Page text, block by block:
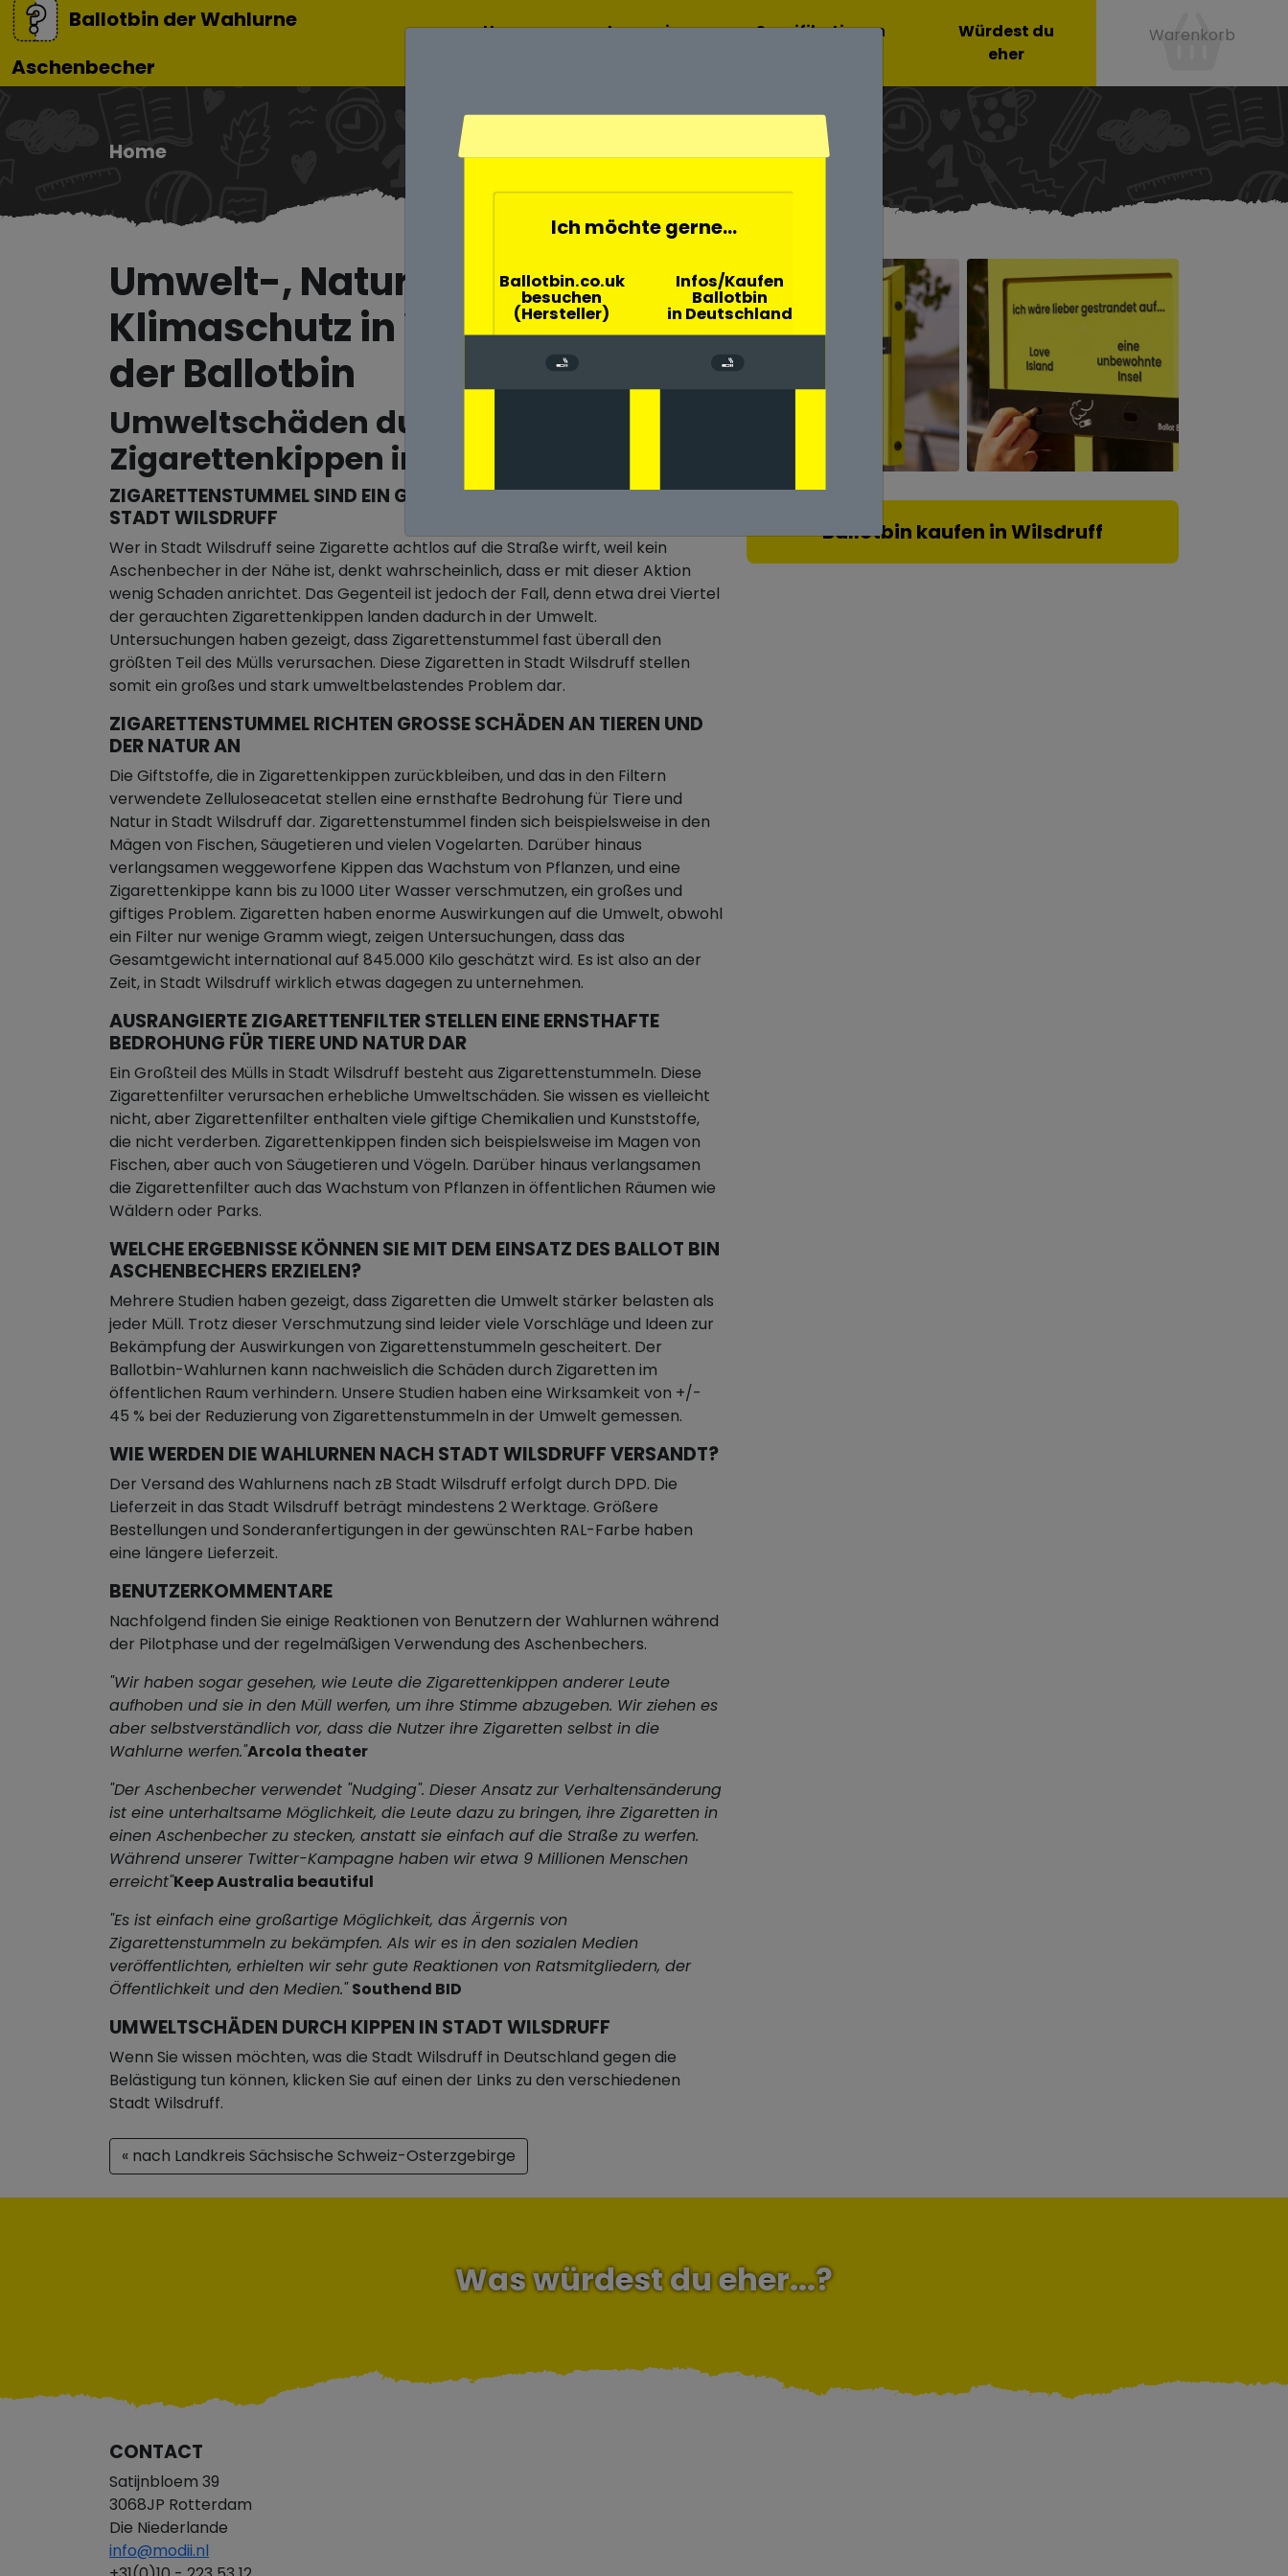
Ballotbin der Wahlurne
Aschenbecher
Home
Lesen sie
Spezifikationen
Würdest du
eher
Warenkorb
Home
Umwelt-, Natur- und
Klimaschutz in Wilsdruff mit
der Ballotbin
Umweltschäden durch
Zigarettenkippen in Stadt Wilsdruff
ZIGARETTENSTUMMEL SIND EIN GROSSES UMWELTPROBLEM IN S
TADT WILSDRUFF
Wer in Stadt Wilsdruff seine Zigarette achtlos auf die Straße wirft, weil kein
Aschenbecher in der Nähe ist, denkt wahrscheinlich, dass er mit dieser Aktion
wenig Schaden anrichtet. Das Gegenteil ist jedoch der Fall, denn etwa drei Viertel
der gerauchten Zigarettenkippen landen dadurch in der Umwelt.
Untersuchungen haben gezeigt, dass Zigarettenstummel fast überall den
größten Teil des Mülls verursachen. Diese Zigaretten in Stadt Wilsdruff stellen
somit ein großes und stark umweltbelastendes Problem dar.
ZIGARETTENSTUMMEL RICHTEN GROSSE SCHÄDEN AN TIEREN UND D
ER NATUR AN
Die Giftstoffe, die in Zigarettenkippen zurückbleiben, und das in den Filtern
verwendete Zelluloseacetat stellen eine ernsthafte Bedrohung für Tiere und
Natur in Stadt Wilsdruff dar. Zigarettenstummel finden sich beispielsweise in den
Mägen von Fischen, Säugetieren und vielen Vogelarten. Darüber hinaus
verlangsamen weggeworfene Kippen das Wachstum von Pflanzen, und eine
Zigarettenkippe kann bis zu 1000 Liter Wasser verschmutzen, ein großes und
giftiges Problem. Zigaretten haben enorme Auswirkungen auf die Umwelt, obwohl
ein Filter nur wenige Gramm wiegt, zeigen Untersuchungen, dass das
Gesamtgewicht international auf 845.000 Kilo geschätzt wird. Es ist also an der
Zeit, in Stadt Wilsdruff wirklich etwas dagegen zu unternehmen.
AUSRANGIERTE ZIGARETTENFILTER STELLEN EINE ERNSTHAFTE
BEDROHUNG FÜR TIERE UND NATUR DAR
Ein Großteil des Mülls in Stadt Wilsdruff besteht aus Zigarettenstummeln. Diese
Zigarettenfilter verursachen erhebliche Umweltschäden. Sie wissen es vielleicht
nicht, aber Zigarettenfilter enthalten viele giftige Chemikalien und Kunststoffe,
die nicht verderben. Zigarettenkippen finden sich beispielsweise im Magen von
Fischen, aber auch von Säugetieren und Vögeln. Darüber hinaus verlangsamen
die Zigarettenfilter auch das Wachstum von Pflanzen in öffentlichen Räumen wie
Wäldern oder Parks.
WELCHE ERGEBNISSE KÖNNEN SIE MIT DEM EINSATZ DES BALLOT BIN
ASCHENBECHERS ERZIELEN?
Mehrere Studien haben gezeigt, dass Zigaretten die Umwelt stärker belasten als
jeder Müll. Trotz dieser Verschmutzung sind leider viele Vorschläge und Ideen zur
Bekämpfung der Auswirkungen von Zigarettenstummeln gescheitert. Der
Ballotbin-Wahlurnen kann nachweislich die Schäden durch Zigaretten im
öffentlichen Raum verhindern. Unsere Studien haben eine Wirksamkeit von +/-
45 % bei der Reduzierung von Zigarettenstummeln in der Umwelt gemessen.
WIE WERDEN DIE WAHLURNEN NACH STADT WILSDRUFF VERSANDT?
Der Versand des Wahlurnens nach zB Stadt Wilsdruff erfolgt durch DPD. Die
Lieferzeit in das Stadt Wilsdruff beträgt mindestens 2 Werktage. Größere
Bestellungen und Sonderanfertigungen in der gewünschten RAL-Farbe haben
eine längere Lieferzeit.
BENUTZERKOMMENTARE
Nachfolgend finden Sie einige Reaktionen von Benutzern der Wahlurnen während
der Pilotphase und der regelmäßigen Verwendung des Aschenbechers.
"Wir haben sogar gesehen, wie Leute die Zigarettenkippen anderer Leute
aufhoben und sie in den Müll werfen, um ihre Stimme abzugeben. Wir ziehen es
aber selbstverständlich vor, dass die Nutzer ihre Zigaretten selbst in die
Wahlurne werfen."Arcola theater
"Der Aschenbecher verwendet "Nudging". Dieser Ansatz zur Verhaltensänderung
ist eine unterhaltsame Möglichkeit, die Leute dazu zu bringen, ihre Zigaretten in
einen Aschenbecher zu stecken, anstatt sie einfach auf die Straße zu werfen.
Während unserer Twitter-Kampagne haben wir etwa 9 Millionen Menschen
erreicht"Keep Australia beautiful
"Es ist einfach eine großartige Möglichkeit, das Ärgernis von
Zigarettenstummeln zu bekämpfen. Als wir es in den sozialen Medien
veröffentlichten, erhielten wir sehr gute Reaktionen von Ratsmitgliedern, der
Öffentlichkeit und den Medien." Southend BID
UMWELTSCHÄDEN DURCH KIPPEN IN STADT WILSDRUFF
Wenn Sie wissen möchten, was die Stadt Wilsdruff in Deutschland gegen die
Belästigung tun können, klicken Sie auf einen der Links zu den verschiedenen
Stadt Wilsdruff.
Ballotbin kaufen in Wilsdruff
« nach Landkreis Sächsische Schweiz-Osterzgebirge
Was würdest du eher...?
Ich möchte gerne...
Ballotbin.co.uk
besuchen
(Hersteller)
Infos/Kaufen
Ballotbin
in Deutschland
CONTACT
Satijnbloem 39
3068JP Rotterdam
Die Niederlande
info@modii.nl